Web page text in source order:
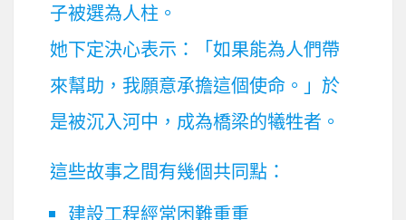
子被選為人柱。
她下定決心表示：「如果能為人們帶
來幫助，我願意承擔這個使命。」於
是被沉入河中，成為橋梁的犧牲者。
這些故事之間有幾個共同點：
建設工程經常困難重重